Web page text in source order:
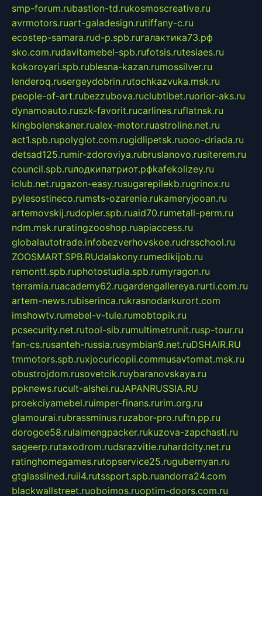
smp-forum.rubastion-td.rukosmoscreative.ru
avrmotors.ruart-galadesign.rutiffany-c.ru
ecostep-samara.rud-p.spb.ruгалактика73.рф
sko.com.rudavitamebel-spb.rufotsis.rutesiaes.ru
kokoroyari.spb.rublesna-kazan.rumossilver.ru
lenderoq.rusergeydobrin.rutochkazvuka.msk.ru
people-of-art.rubezzubova.ruclubtibet.ruorior-aks.ru
dynamoauto.ruszk-favorit.rucarlines.ruflatnsk.ru
kingbolenskaner.rualex-motor.ruastroline.net.ru
act1.spb.rupolyglot.com.rugidlipetsk.ruooo-driada.ru
detsad125.rumir-zdoroviya.rubruslanovo.rusiterem.ru
council.spb.ruлодкипатриот.рфkafekolizey.ru
iclub.net.rugazon-easy.rusugarepilekb.rugrinox.ru
pylesostineco.rumsts-ozarenie.rukameryjooan.ru
artemovskij.rudopler.spb.ruaid70.rumetall-perm.ru
ndm.msk.ruratingzooshop.ruapiaccess.ru
globalautotrade.infobezverhovskoe.rudrsschool.ru
ZOOSMART.SPB.RUdalakony.rumedikijob.ru
remontt.spb.ruphotostudia.spb.rumyragon.ru
terramia.ruacademy62.rugardengallereya.rurti.com.ru
artem-news.rubiserinca.rukrasnodarkurort.com
imshowtv.rumebel-v-tule.rumobtopik.ru
pcsecurity.net.rutool-sib.rumultimetrunit.rusp-tour.ru
fan-cs.rusanteh-russia.rusymbian9.net.ruDSHAIR.RU
tmmotors.spb.ruxjocuricopii.commusavtomat.msk.ru
obustrojdom.rusovetcik.ruybaranovskaya.ru
ppknews.rucult-alshei.ruJAPANRUSSIA.RU
proekciyamebel.ruimper-finans.rurim.org.ru
glamourai.rubrassminus.ruzabor-pro.ruftn.pp.ru
dorogoe58.rulaimengpacker.rukuzova-zapchasti.ru
sageerp.rutaxodrom.rudsrazvitie.ruhardcity.net.ru
ratinghomegames.rutopservice25.rugubernyan.ru
gtglasslined.ruii4.rutssport.spb.ruandorra24.com
blackwallstreet.ruoboimos.ruoptim-doors.com.ru